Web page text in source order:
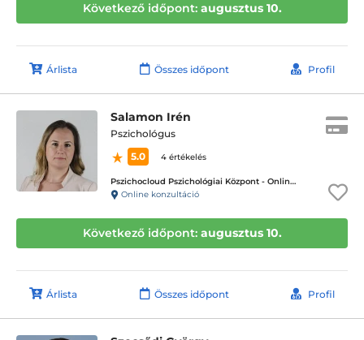
Következő időpont: augusztus 10.
Árlista Összes időpont Profil
Salamon Irén
Pszichológus
5.0
4 értékelés
Pszichocloud Pszichológiai Központ - Online ügyfélfogadás
Online konzultáció
Következő időpont: augusztus 10.
Árlista Összes időpont Profil